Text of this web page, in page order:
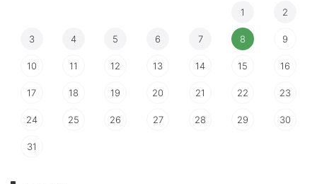
1 2
3 4 5 6 7 8 9
10 11 12 13 14 15 16
17 18 19 20 21 22 23
24 25 26 27 28 29 30
31